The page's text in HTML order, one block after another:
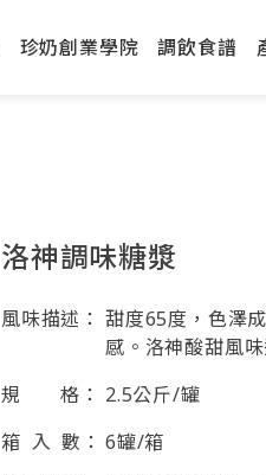
珍奶創業學院 調飲食譜
洛神調味糖漿
風味描述： 甜度65度，色澤
感。洛神酸甜風
規 格： 2.5公斤/罐
箱 入 數： 6罐/箱